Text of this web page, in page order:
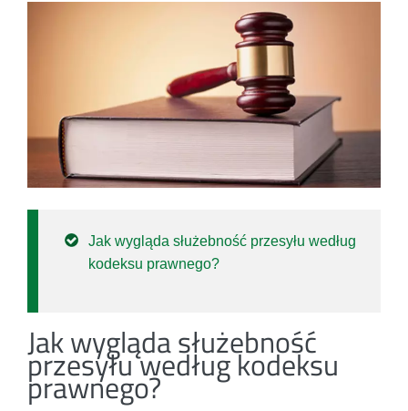
Jak wygląda służebność przesyłu według
kodeksu prawnego?
Jak wygląda służebność
przesyłu według kodeksu
prawnego?